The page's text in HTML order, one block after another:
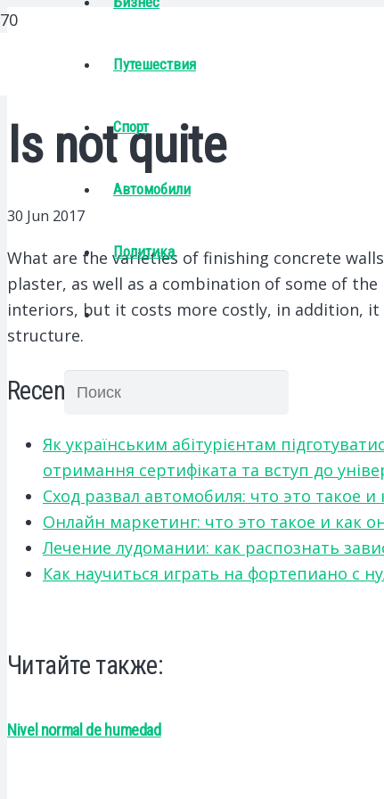
Путешествия
Спорт
Автомобили
Политика
Is not quite
30 Jun 2017
What are the varieties of finishing concrete
plaster, as well as a combination of some of
interiors, but it costs more costly, in addition,
structure.
Recent Posts
Як українським абітурієнтам
отримання сертифіката та вступ до
Сход развал автомобиля: что это такое
Онлайн маркетинг: что это такое и как
Лечение лудомании: как распознать
Как научиться играть на фортепиано с
Читайте также:
Nivel normal de humedad